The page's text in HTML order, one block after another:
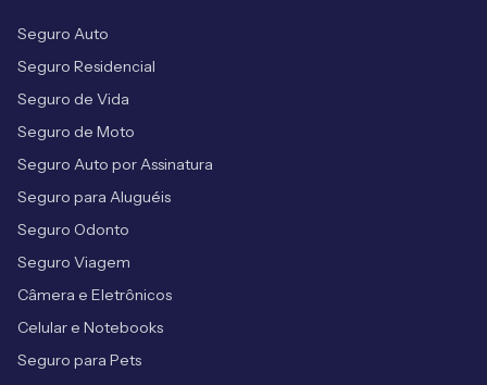
Seguro Auto
Seguro Residencial
Seguro de Vida
Seguro de Moto
Seguro Auto por Assinatura
Seguro para Aluguéis
Seguro Odonto
Seguro Viagem
Câmera e Eletrônicos
Celular e Notebooks
Seguro para Pets